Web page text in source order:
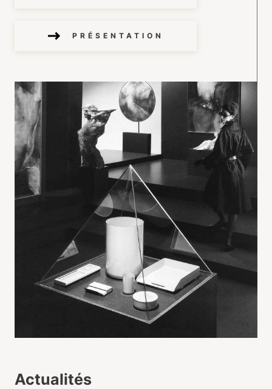
PRÉSENTATION
Actualités